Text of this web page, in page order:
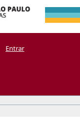
Entrar